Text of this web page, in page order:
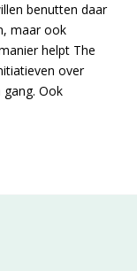
benutten daar
maar ook
helpt The
over
Ook